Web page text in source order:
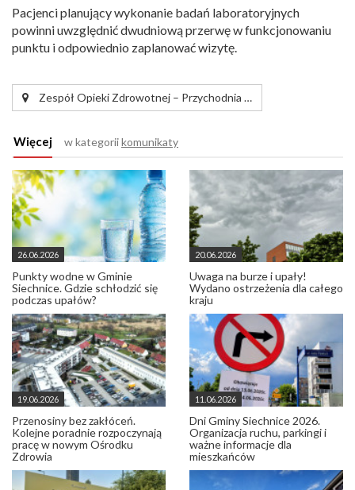
Pacjenci planujący wykonanie badań laboratoryjnych
powinni uwzględnić dwudniową przerwę w funkcjonowaniu
punktu i odpowiednio zaplanować wizytę.
Zespół Opieki Zdrowotnej – Przychodnia …
Więcej w kategoriikomunikaty
26.06.2026
Punkty wodne w Gminie
Siechnice. Gdzie schłodzić się
podczas upałów?
20.06.2026
Uwaga na burze i upały!
Wydano ostrzeżenia dla całego
kraju
19.06.2026
Przenosiny bez zakłóceń.
Kolejne poradnie rozpoczynają
pracę w nowym Ośrodku
Zdrowia
11.06.2026
Dni Gminy Siechnice 2026.
Organizacja ruchu, parkingi i
ważne informacje dla
mieszkańców